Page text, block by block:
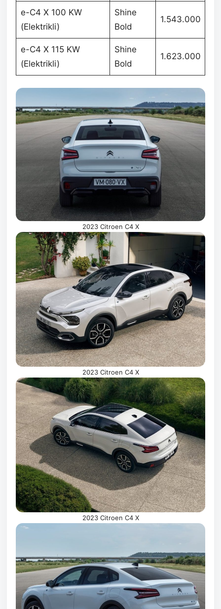
e-C4 X 100 KW
(Elektrikli)
Shine
Bold
1.543.000
e-C4 X 115 KW
(Elektrikli)
Shine
Bold
1.623.000
2023 Citroen C4 X
2023 Citroen C4 X
2023 Citroen C4 X